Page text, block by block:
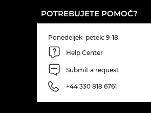
POTREBUJETE POMOČ?
Ponedeljek–petek: 9-18
Help Center
Submit a request
+44 330 818 6761